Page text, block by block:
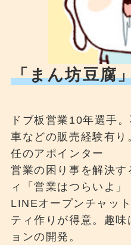
「まん坊豆腐
ドブ板営業10年選手
車などの販売経験有
任のアポインター
営業の困り事を解決
ィ「営業はつらいよ
LINEオープンチャッ
ティ作りが得意。趣
ョンの開発。